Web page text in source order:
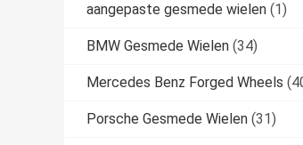
aangepaste gesmede wielen (1)
BMW Gesmede Wielen (34)
Mercedes Benz Forged Wheels
Porsche Gesmede Wielen (31)